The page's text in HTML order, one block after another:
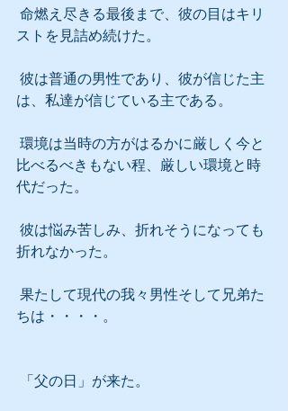
ストを見詰め続けた。
は、私達が信じている主である。
比べるべきもない程、厳しい環境と時
代だった。
折れなかった。
ちは・・・・。
「父の日」が来た。